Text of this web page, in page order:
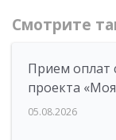
Смотрите
Прием оплат
проекта
05.08.2026